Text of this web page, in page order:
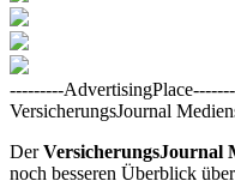
---------
VersicherungsJournal
DerVersicherungsJournal
noch besseren Überblick